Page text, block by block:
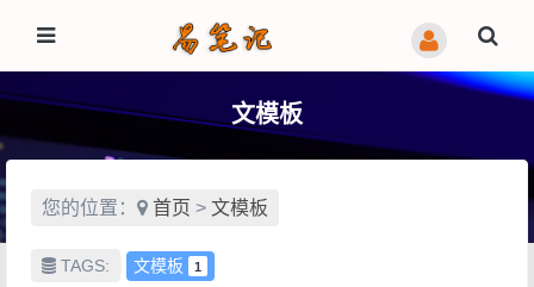
文模板
您的位置： 首页 > 文模板
TAGS: 文模板 1